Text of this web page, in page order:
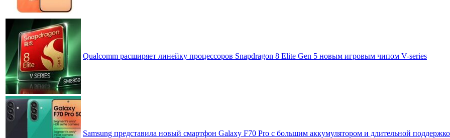
Qualcomm расширяет линейку процессоров Snapdragon 8 Elite Gen 5 новым игровым чипом V-series
Samsung представила новый смартфон Galaxy F70 Pro с большим аккумулятором и длительной